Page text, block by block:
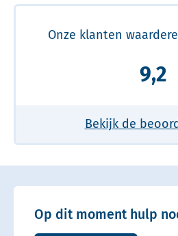
Onze klanten
9,2
Bekijk de
Op dit moment hulp